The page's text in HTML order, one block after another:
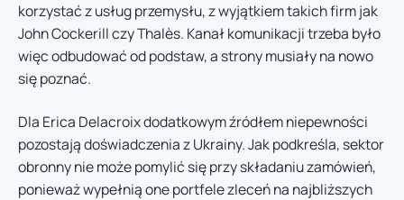
korzystać z usług przemysłu, z wyjątkiem takich firm jak
John Cockerill czy Thalès. Kanał komunikacji trzeba było
więc odbudować od podstaw, a strony musiały na nowo
się poznać.
Dla Erica Delacroix dodatkowym źródłem niepewności
pozostają doświadczenia z Ukrainy. Jak podkreśla, sektor
obronny nie może pomylić się przy składaniu zamówień,
ponieważ wypełnią one portfele zleceń na najbliższych